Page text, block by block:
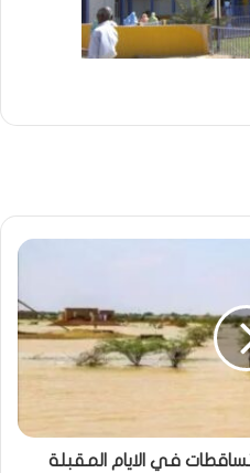
في الايام المقبلة